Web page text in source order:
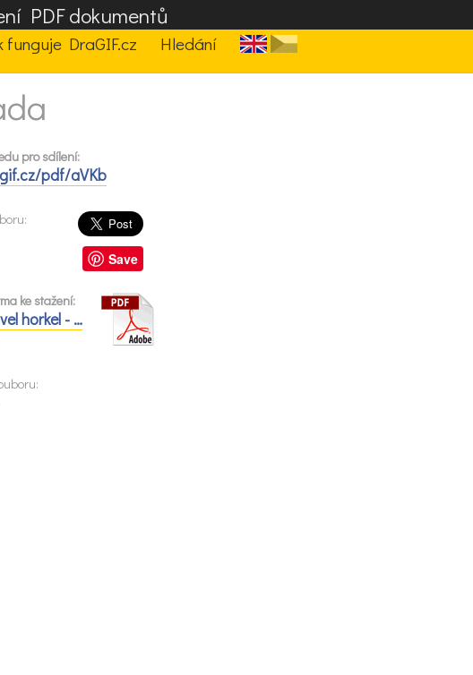
PDF dokumentů
funguje DraGIF.cz Hledání
pro sdílení:
pdf/aVKb
Save
ke stažení:
horkel - …